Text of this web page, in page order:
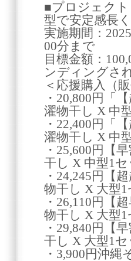
■プロジェク
型で安定感長
実施期間：
00分まで
目標金額：
ンディングさ
＜応援購入（
・20,800円「
濯物干し X 中
・22,400円「
濯物干し X 中
・25,600円【
干し X 中型1
・24,245円【
物干し X 大型
・26,110円【
物干し X 大型
・29,840円【
干し X 大型1
・3,900円沖